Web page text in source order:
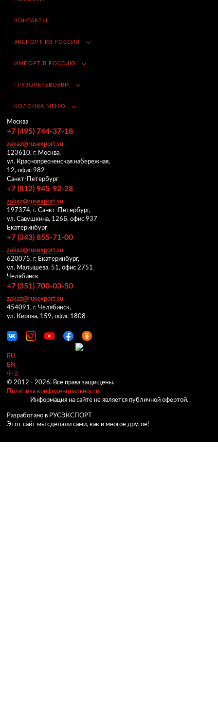
КОНТАКТЫ
ЭКСПОРТ ИЗ РОССИИ
ИМПОРТ В РОССИЮ
ГРУЗОПЕРЕВОЗКИ
КОЛОНКА МЕНЮ
Москва
+7 (495) 744-37-18
zakaz@rusexport.su
123610, г. Москва,
ул. Краснопресненская набережная,
12, офис 982
Санкт-Петербург
+7 (812) 945-92-28
zakaz@rusexport.su
197374, г. Санкт-Петербург,
ул. Савушкина, 126Б, офис 937
Екатеринбург
+7 (343) 855-71-00
zakaz@rusexport.su
620075, г. Екатеринбург,
ул. Малышева, 51, офис 2751
Челябинск
+7 (351) 700-03-50
zakaz@rusexport.su
454091, г. Челябинск,
ул. Кирова, 159, офис 1808
RU
EN
中文
© 2012 - 2026. Все права защищены.
Политика конфиденциальности
Информация на сайте не является публичной офертой.
Разработано в РУСЭКСПОРТ
Этот сайт мы сделали сами, как и многое другое!